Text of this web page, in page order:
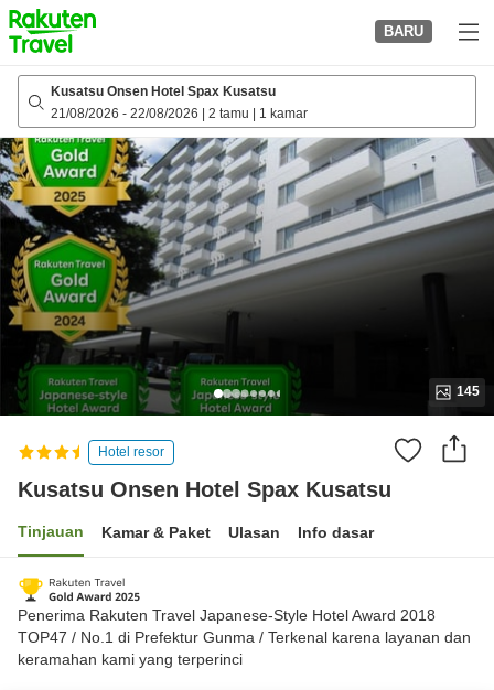
to
top
page
BARU
Kusatsu Onsen Hotel Spax Kusatsu
21/08/2026 - 22/08/2026 2 tamu 1 kamar
145
Hotel resor
Kusatsu Onsen Hotel Spax Kusatsu
Tinjauan Kamar & Paket Ulasan Info dasar
Penerima Rakuten Travel Japanese-Style Hotel Award 2018
TOP47 / No.1 di Prefektur Gunma / Terkenal karena layanan dan
keramahan kami yang terperinci